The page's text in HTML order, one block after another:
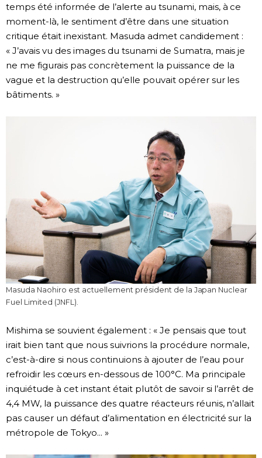
temps été informée de l’alerte au tsunami, mais, à ce
moment-là, le sentiment d’être dans une situation
critique était inexistant. Masuda admet candidement :
« J’avais vu des images du tsunami de Sumatra, mais je
ne me figurais pas concrètement la puissance de la
vague et la destruction qu’elle pouvait opérer sur les
bâtiments. »
Masuda Naohiro est actuellement président de la Japan Nuclear
Fuel Limited (JNFL).
Mishima se souvient également : « Je pensais que tout
irait bien tant que nous suivrions la procédure normale,
c’est-à-dire si nous continuions à ajouter de l’eau pour
refroidir les cœurs en-dessous de 100°C. Ma principale
inquiétude à cet instant était plutôt de savoir si l’arrêt de
4,4 MW, la puissance des quatre réacteurs réunis, n’allait
pas causer un défaut d’alimentation en électricité sur la
métropole de Tokyo... »